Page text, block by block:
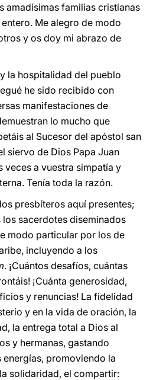
amadísimas familias cristianas
Me alegro de modo
y os doy mi abrazo de
la hospitalidad del pueblo
he sido recibido con
manifestaciones de
lo mucho que
al Sucesor del apóstol san
siervo de Dios Papa Juan
veces a vuestra simpatía y
Tenía toda la razón.
presbíteros aquí presentes;
sacerdotes diseminados
modo particular por los de
incluyendo a los
. ¡Cuántos desafíos, cuántas
¡Cuánta generosidad,
y renuncias! La fidelidad
y en la vida de oración, la
la entrega total a Dios al
y hermanas, gastando
promoviendo la
solidaridad, el compartir: